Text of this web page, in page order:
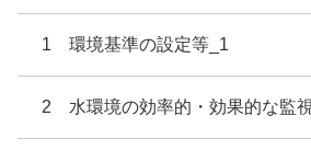
1 環境基準の設定等_1
2 水環境の効率的・効果的な監